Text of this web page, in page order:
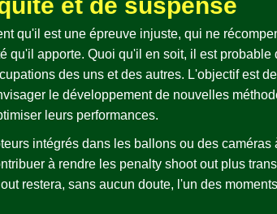
qu'il est une épreuve injuste, qui ne
qu'il apporte. Quoi qu'il en soit, il est probable
des uns et des autres. L'objectif est
le développement de nouvelles
leurs performances.
intégrés dans les ballons ou des caméras
à rendre les penalty shoot out plus
restera, sans aucun doute, l'un des